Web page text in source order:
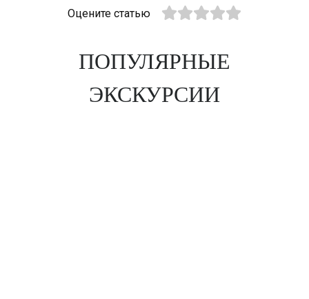
Оцените статью
ПОПУЛЯРНЫЕ
ЭКСКУРСИИ